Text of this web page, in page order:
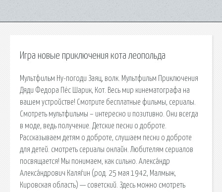
Игра новые приключения кота леопольда
Мультфильм Ну-погоди Заяц, волк. Мультфильм Приключения
Дяди Федора Пёс Шарик, Кот. Весь мир кинематографа на
вашем устройстве! Смотрите бесплатные фильмы, сериалы.
Смотреть мультфильмы – интересно и позитивно. Они всегда
в моде, ведь получение. Детские песни о доброте.
Рассказываем детям о доброте, слушаем песни о доброте
для детей. cмотреть сериалы онлайн. Любителям сериалов
посвящается! Мы понимаем, как сильно. Алекса́ндр
Алекса́ндрович Каля́гин (род. 25 мая 1942, Малмыж,
Кировская область) — советский. Здесь можно смотреть